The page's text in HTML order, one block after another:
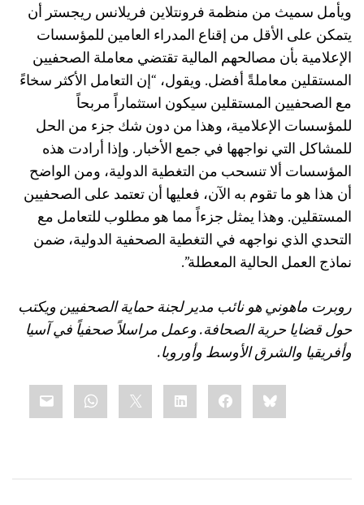
ويأمل سميث من منظمة فرونتلاين فريلانس ريجستر أن
يتمكن على الأقل من إقناع المدراء العامين للمؤسسات
الإعلامية بأن مصالحهم المالية تقتضي معاملة الصحفيين
المستقلين معاملةً أفضل. ويقول، “إن التعامل الأكثر سخاءً
مع الصحفيين المستقلين سيكون استثماراً مربحاً
للمؤسسات الإعلامية، وهذا من دون شك جزء من الحل
للمشاكل التي نواجهها في جمع الأخبار. وإذا أرادت هذه
المؤسسات ألا تنسحب من التغطية الدولية، ومن الواضح
أن هذا هو ما تقوم به الآن، فعليها أن تعتمد على الصحفيين
المستقلين. وهذا يمثل جزءاً مما هو مطلوب للتعامل مع
التحدي الذي نواجهه في التغطية الصحفية الدولية، ضمن
نماذج العمل الحالية المعطلة”.
روبرت ماهوني هو نائب مدير لجنة حماية الصحفيين ويكتب
حول قضايا حرية الصحافة. وعمل مراسلاً صحفياً في آسيا
وأفريقيا والشرق الأوسط وأوروبا.
Bluesky
Facebook
LinkedIn